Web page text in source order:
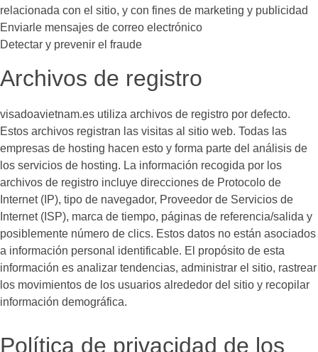
relacionada con el sitio, y con fines de marketing y publicidad
Enviarle mensajes de correo electrónico
Detectar y prevenir el fraude
Archivos de registro
visadoavietnam.es utiliza archivos de registro por defecto.
Estos archivos registran las visitas al sitio web. Todas las
empresas de hosting hacen esto y forma parte del análisis de
los servicios de hosting. La información recogida por los
archivos de registro incluye direcciones de Protocolo de
Internet (IP), tipo de navegador, Proveedor de Servicios de
Internet (ISP), marca de tiempo, páginas de referencia/salida y
posiblemente número de clics. Estos datos no están asociados
a información personal identificable. El propósito de esta
información es analizar tendencias, administrar el sitio, rastrear
los movimientos de los usuarios alrededor del sitio y recopilar
información demográfica.
Política de privacidad de los